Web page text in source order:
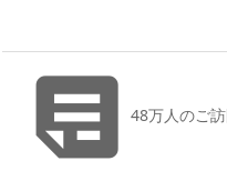
48万人のご